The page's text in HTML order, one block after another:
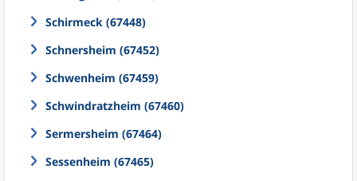
Schirmeck (67448)
Schnersheim (67452)
Schwenheim (67459)
Schwindratzheim (67460)
Sermersheim (67464)
Sessenheim (67465)